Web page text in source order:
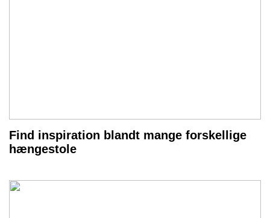
Find inspiration blandt mange forskellige
hængestole